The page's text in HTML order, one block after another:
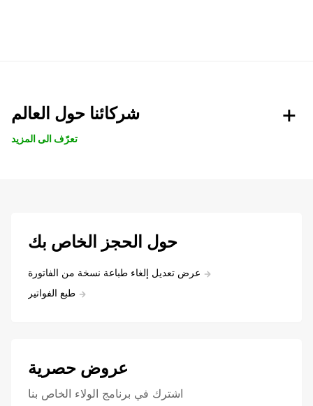
شركائنا حول العالم
تعرّف الى المزيد
حول الحجز الخاص بك
عرض تعديل إلغاء طباعة نسخة من الفاتورة
طبع الفواتير
عروض حصرية
اشترك في برنامج الولاء الخاص بنا